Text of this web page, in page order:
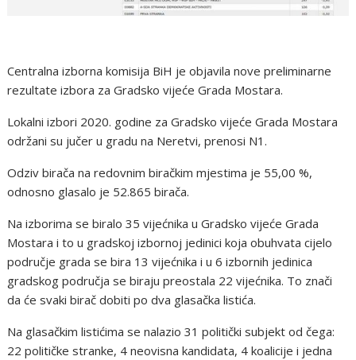
Centralna izborna komisija BiH je objavila nove preliminarne
rezultate izbora za Gradsko vijeće Grada Mostara.
Lokalni izbori 2020. godine za Gradsko vijeće Grada Mostara
održani su jučer u gradu na Neretvi, prenosi N1.
Odziv birača na redovnim biračkim mjestima je 55,00 %,
odnosno glasalo je 52.865 birača.
Na izborima se biralo 35 vijećnika u Gradsko vijeće Grada
Mostara i to u gradskoj izbornoj jedinici koja obuhvata cijelo
područje grada se bira 13 vijećnika i u 6 izbornih jedinica
gradskog područja se biraju preostala 22 vijećnika. To znači
da će svaki birač dobiti po dva glasačka listića.
Na glasačkim listićima se nalazio 31 politički subjekt od čega:
22 političke stranke, 4 neovisna kandidata, 4 koalicije i jedna